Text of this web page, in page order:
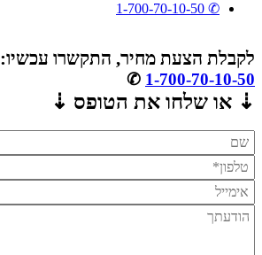
✆ 1-700-70-10-50
לקבלת הצעת מחיר, התקשרו עכשיו:
1-700-70-10-50
✆
⇣ או שלחו את הטופס ⇣